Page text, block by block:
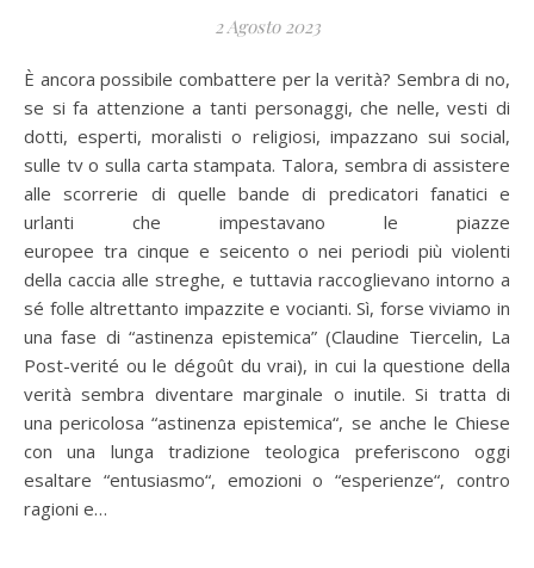
2 Agosto 2023
È ancora possibile combattere per la verità? Sembra di no,
se si fa attenzione a tanti personaggi, che nelle, vesti di
dotti, esperti, moralisti o religiosi, impazzano sui social,
sulle tv o sulla carta stampata. Talora, sembra di assistere
alle scorrerie di quelle bande di predicatori fanatici e
urlanti che impestavano le piazze
europee tra cinque e seicento o nei periodi più violenti
della caccia alle streghe, e tuttavia raccoglievano intorno a
sé folle altrettanto impazzite e vocianti. Sì, forse viviamo in
una fase di “astinenza epistemica” (Claudine Tiercelin, La
Post-verité ou le dégoût du vrai), in cui la questione della
verità sembra diventare marginale o inutile. Si tratta di
una pericolosa “astinenza epistemica“, se anche le Chiese
con una lunga tradizione teologica preferiscono oggi
esaltare “entusiasmo“, emozioni o “esperienze“, contro
ragioni e…